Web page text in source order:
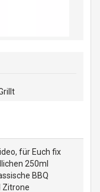
für Euch fix
250ml
BBQ
Zitrone